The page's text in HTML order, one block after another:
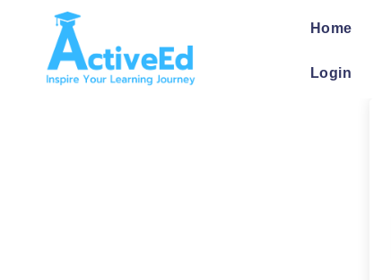
content
Home
Login